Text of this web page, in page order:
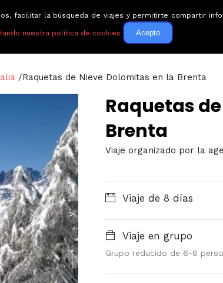
Circuitos Guías de
/Raquetas de Nieve Dolomitas en la Brenta
>
Raquetas
Brenta
Viaje organizado por la
Viaje de 8 días
Viaje en grupo
Grupo reducido de 6-8
facilitar la búsqueda de viajes y permitirte compartir
nuestra política de cookies Acepto